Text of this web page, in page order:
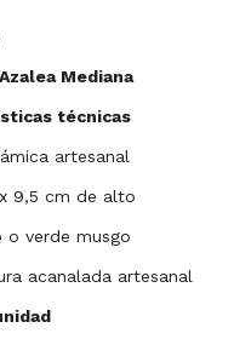
Mediana
técnicas
artesanal
9,5 cm de alto
o verde musgo
acanalada artesanal